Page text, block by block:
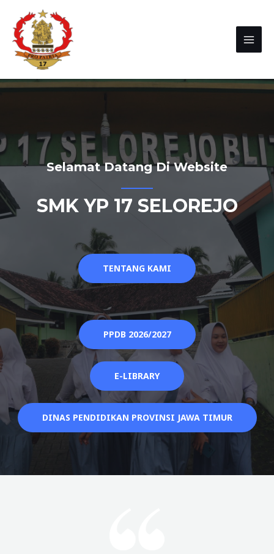
Selamat Datang Di Website
SMK YP 17 SELOREJO
TENTANG KAMI
PPDB 2026/2027
E-LIBRARY
DINAS PENDIDIKAN PROVINSI JAWA TIMUR